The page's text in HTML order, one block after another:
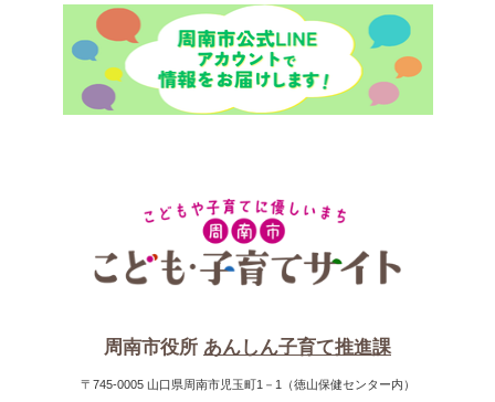
周南市役所 あんしん子育て推進課
〒745-0005 山口県周南市児玉町1－1（徳山保健センター内）